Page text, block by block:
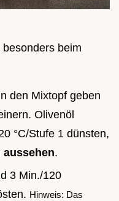
beim
den Mixtopf geben
Olivenöl
°C/Stufe 1 dünsten,
aussehen.
3 Min./120
Hinweis: Das